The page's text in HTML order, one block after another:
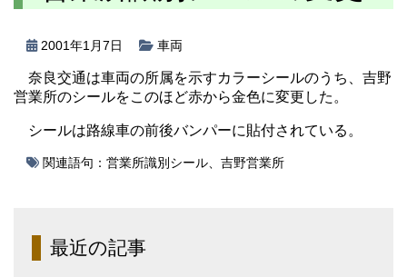
2001年1月7日 車両
奈良交通は車両の所属を示すカラーシールのうち、吉野
営業所のシールをこのほど赤から金色に変更した。
シールは路線車の前後バンパーに貼付されている。
関連語句： 営業所識別シール 吉野営業所
最近の記事